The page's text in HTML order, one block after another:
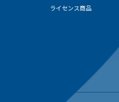
ライセンス商品